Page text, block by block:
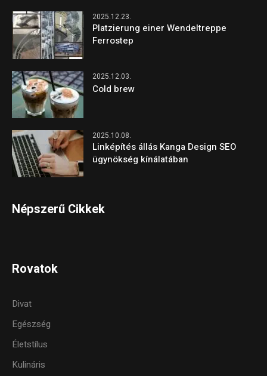
2025.12.23.
Platzierung einer Wendeltreppe
Ferrostep
2025.12.03.
Cold brew
2025.10.08.
Linképítés állás Kanga Design SEO
ügynökség kínálatában
Népszerű Cikkek
Rovatok
Divat
Egészség
Életstílus
Kulináris